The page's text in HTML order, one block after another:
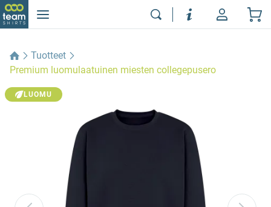
Tuotteet
Premium luomulaatuinen miesten collegepusero
LUOMU